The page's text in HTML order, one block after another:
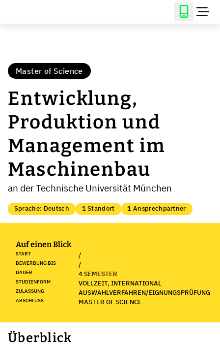
Master of Science
Entwicklung,
Produktion und
Management im
Maschinenbau
an der Technische Universität München
Sprache: Deutsch 1 Standort 1 Ansprechpartner
Auf einen Blick
START /
BEWERBUNG BIS /
DAUER 4 SEMESTER
STUDIENFORM VOLLZEIT, INTERNATIONAL
ZULASSUNG AUSWAHLVERFAHREN/EIGNUNGSPRÜFUNG
ABSCHLUSS MASTER OF SCIENCE
Überblick